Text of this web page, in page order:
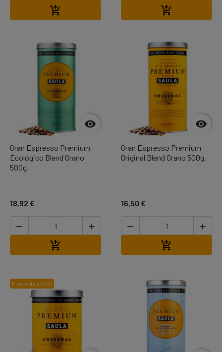
 

Gran Espresso Premium
Ecológico Blend Grano
500g.
18,92 €
 


Gran Espresso Premium
Original Blend Grano 500g.
16,50 €
 

Fuera de stock